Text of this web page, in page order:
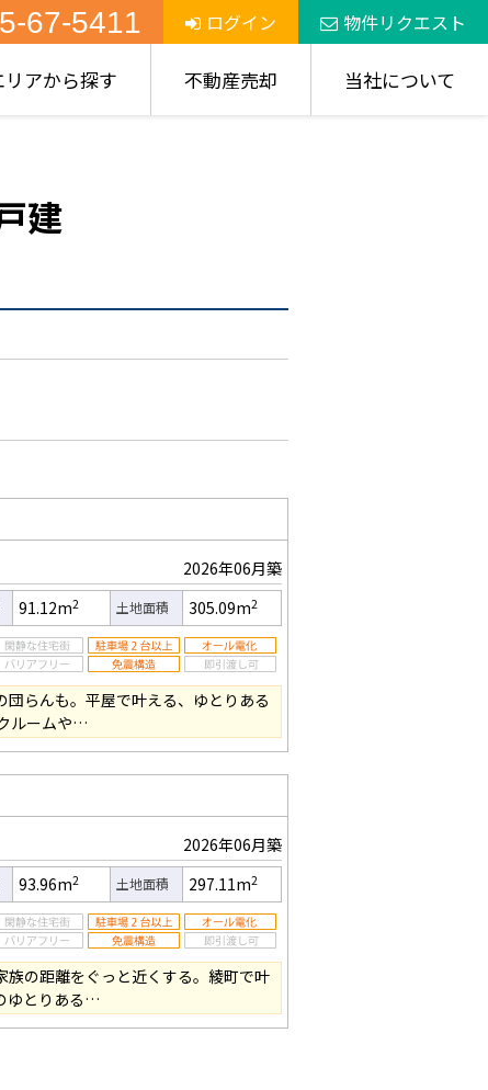
67-5411 ログイン 物件リクエスト
リアから探す 不動産売却 当社について
建
2026年06月築
91.12m2 土地面積 305.09m2
らんも。平屋で叶える、ゆとりある
ルームや…
2026年06月築
93.96m2 土地面積 297.11m2
の距離をぐっと近くする。綾町で叶
ゆとりある…